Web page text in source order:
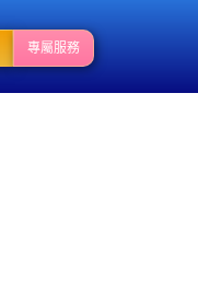
專屬服務